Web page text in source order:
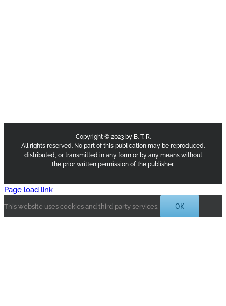
Copyright © 2023 by B. T. R.
All rights reserved. No part of this publication may be reproduced,
distributed, or transmitted in any form or by any means without
the prior written permission of the publisher.
Page load link
This website uses cookies and third party services. OK